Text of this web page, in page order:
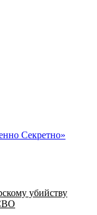
убийству